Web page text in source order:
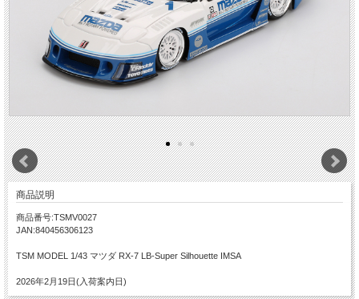
商品説明
商品番号:TSMV0027
JAN:840456306123
TSM MODEL 1/43 マツダ RX-7 LB-Super Silhouette IMSA
2026年2月19日(入荷案内日)